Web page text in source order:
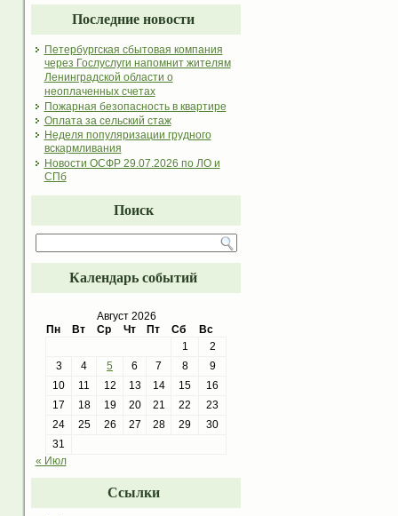
Последние новости
Петербургская сбытовая компания
через Гослуслуги напомнит жителям
Ленинградской области о
неоплаченных счетах
Пожарная безопасность в квартире
Оплата за сельский стаж
Неделя популяризации грудного
вскармливания
Новости ОСФР 29.07.2026 по ЛО и
СПб
Поиск
Календарь событий
Август 2026
Пн
Вт Ср Чт Пт Сб
Вс
1
2
3
4 5 6 7 8
9
10
11 12 13 14 15
16
17
18 19 20 21 22
23
24
25 26 27 28 29
30
31
« Июл
Ссылки